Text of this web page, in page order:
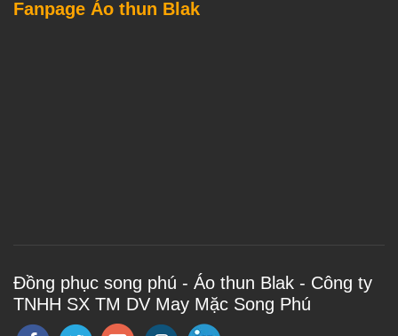
Fanpage Áo thun Blak
Đồng phục song phú - Áo thun Blak - Công ty
TNHH SX TM DV May Mặc Song Phú